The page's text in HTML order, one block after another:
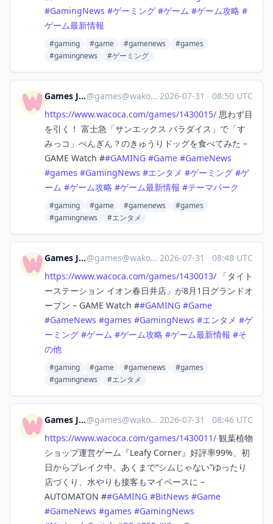
#GamingNews #ゲーミング #ゲーム #ゲーム攻略 #
ゲーム最新情報
#gaming #game #gamenews
#games
#gamingnews
#ゲーミング
Games Japan@games@wakoka.com ·2026-07-31 · 08:50 UTC
https://www.wacoca.com/games/1430015/ 思わず目
を引く！ 富士急「サンエックス パラダイス」で「す
みっコ」ぺんぎん？のきゅうりドッグを食べてみた –
GAME Watch ##GAMING #Game #GameNews
#games #GamingNews #エンタメ #ゲーミング #ゲ
ーム #ゲーム攻略 #ゲーム最新情報 #テーマパーク
#gaming #game #gamenews
#games
#gamingnews
#エンタメ
Games Japan@games@wakoka.com ·2026-07-31 · 08:48 UTC
https://www.wacoca.com/games/1430013/ 「タイト
ーステーション イオン春日井店」が8月1日グランドオ
ープン – GAME Watch ##GAMING #Game
#GameNews #games #GamingNews #エンタメ #ゲ
ーミング #ゲーム #ゲーム攻略 #ゲーム最新情報 #そ
の他
#gaming #game #gamenews
#games
#gamingnews
#エンタメ
Games Japan@games@wakoka.com ·2026-07-31 · 08:46 UTC
https://www.wacoca.com/games/1430011/ 観葉植物
ショップ運営ゲーム『Leafy Corner』好評率99%、初
日からブレイク中。あくまで“シムじゃない”ゆったり
店づくり、水やりも接客もマイペースに –
AUTOMATON ##GAMING #BitNews #Game
#GameNews #games #GamingNews